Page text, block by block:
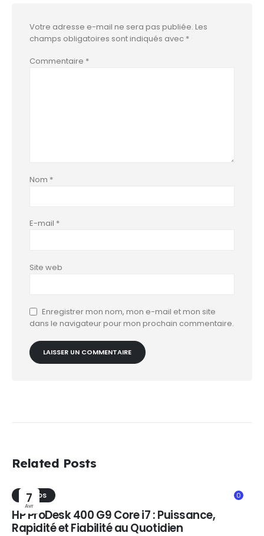
Votre adresse e-mail ne sera pas publiée. Les
champs obligatoires sont indiqués avec *
Commentaire *
Nom *
E-mail *
Site web
Enregistrer mon nom, mon e-mail et mon site
dans le navigateur pour mon prochain commentaire.
Related Posts
7
Avr
0
TRENDS
HP ProDesk 400 G9 Core i7 : Puissance,
Rapidité et Fiabilité au Quotidien